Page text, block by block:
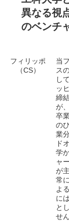
異なる視
のベンチ
フィリッポ
（CS）
当
ス
し
ッ
締
が
卒
の
業
ド
学
ャ
が
常
よ
に
と
せん